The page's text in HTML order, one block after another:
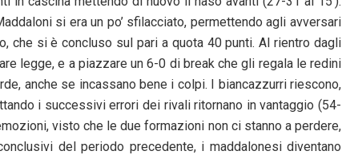
si era un po’ sfilacciato, permettendo agli avversari
che si è concluso sul pari a quota 40 punti. Al rientro dagli
legge, e a piazzare un 6-0 di break che gli regala le redini
anche se incassano bene i colpi. I biancazzurri riescono,
i successivi errori dei rivali ritornano in vantaggio (54-
visto che le due formazioni non ci stanno a perdere,
del periodo precedente, i maddalonesi diventano